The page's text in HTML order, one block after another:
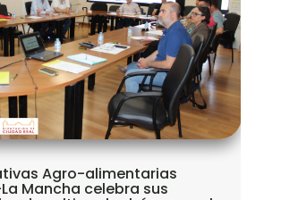
Agro-alimentarias
Mancha celebra sus